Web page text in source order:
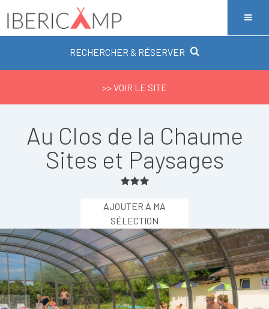
RECHERCHER & RÉSERVER
>> VOIR LE SITE
Au Clos de la Chaume
Sites et Paysages
AJOUTER À MA
SÉLECTION